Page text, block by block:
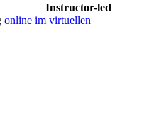
Instructor-led
online im virtuellen